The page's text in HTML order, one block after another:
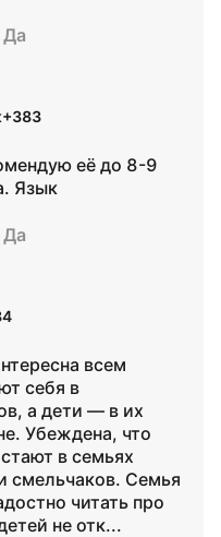
Да
+383
её до 8-9
Язык
Да
всем
себя в
а дети — в их
Убеждена, что
в семьях
смельчаков. Семья
читать про
не отк...